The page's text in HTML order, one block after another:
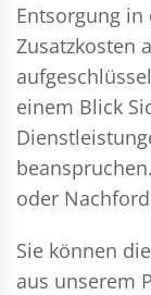
Entsorgung in
Zusatzkosten
einem Blick
oder
Sie können
aus unserem